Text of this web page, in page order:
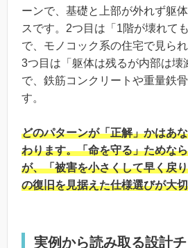
ーンで、基礎と上部が外れず躯
スです。2つ目は「1階が壊れて
で、モノコック系の住宅で見ら
3つ目は「躯体は残るが内部は壊
で、鉄筋コンクリートや重量鉄
す。
どのパターンが「正解」かはあ
わります。「命を守る」ためな
が、「被害を小さくして早く戻
の復旧を見据えた仕様選びが大
実例から読み取る設計